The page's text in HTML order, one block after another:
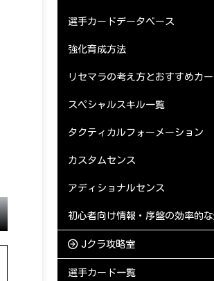
選手カードデータベース
強化育成方法
リセマラの考え方とおすすめカ
スペシャルスキル一覧
タクティカルフォーメーション
カスタムセンス
アディショナルセンス
初心者向け情報・序盤の効率的
Jクラ攻略室
選手カード一覧